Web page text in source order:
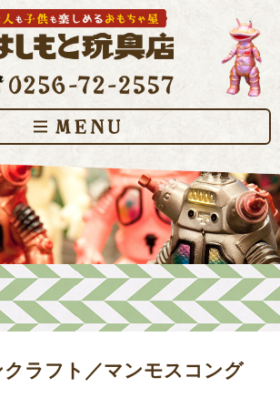
クラフト／マンモスコング